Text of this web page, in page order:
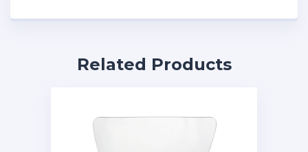
Related Products